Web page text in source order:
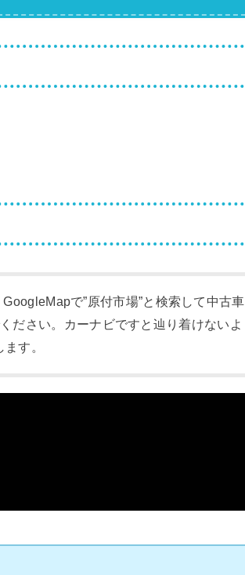
で”原付市場”と検索して中古車
ださい。カーナビですと辿り着けないよ
す。